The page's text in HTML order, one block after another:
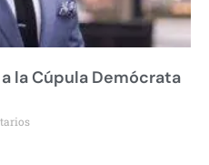
la Cúpula Demócrata